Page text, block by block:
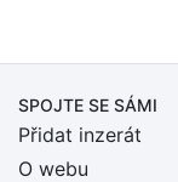
SPOJTE SE SÁMI
Přidat inzerát
O webu